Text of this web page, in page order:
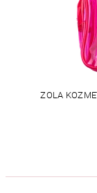
ZOLA